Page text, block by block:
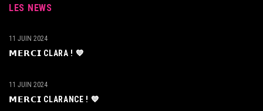
LES NEWS
𝗠𝗘𝗥𝗖𝗜 CLARA ! 💙
11 JUIN 2024
𝗠𝗘𝗥𝗖𝗜 CLARANCE ! 💙
11 JUIN 2024